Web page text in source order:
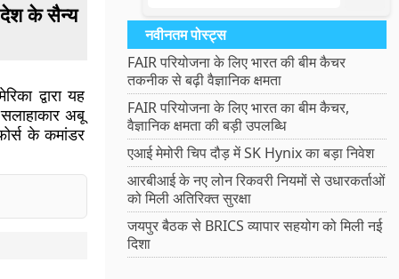
देश के सैन्य
द्वारा यह
अबू
के कमांडर
नवीनतम पोस्ट्स
FAIR परियोजना के लिए भारत की बीम कैचर
तकनीक से बढ़ी वैज्ञानिक क्षमता
FAIR परियोजना के लिए भारत का बीम कैचर,
वैज्ञानिक क्षमता की बड़ी उपलब्धि
एआई मेमोरी चिप दौड़ में SK Hynix का बड़ा निवेश
आरबीआई के नए लोन रिकवरी नियमों से उधारकर्ताओं
को मिली अतिरिक्त सुरक्षा
जयपुर बैठक से BRICS व्यापार सहयोग को मिली नई
दिशा